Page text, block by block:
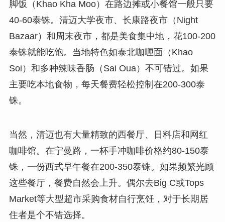
脚饭（Khao Kha Moo）在路边摊或小餐馆一般只要
40-60泰铢。清迈大学夜市、长康路夜市（Night
Bazaar）和周末夜市，都是美食集中地，花100-200
泰铢就能吃饱。当地特色如泰北咖喱面（Khao
Soi）和多种辣味香肠（Sai Oua）不可错过。如果
主要吃本地食物，每天餐费轻松控制在200-300泰
铢。
当然，清迈也有大量精致的西餐厅、日料店和网红
咖啡馆。在宁曼路，一杯手冲咖啡价格约80-150泰
铢，一份西式早午餐在200-350泰铢。如果频繁光顾
这些餐厅，餐费自然会上升。偶尔去Big C或Tops
Market等大型超市采购食材自行烹饪，对于长期居
住者是个不错选择。